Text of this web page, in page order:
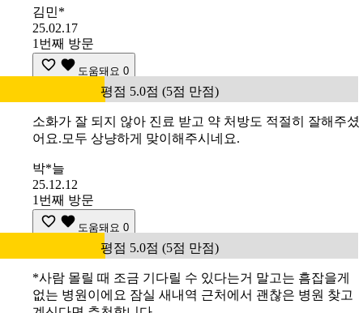
김민*
25.02.17
1번째 방문
도움돼요 0
평점 5.0점 (5점 만점)
소화가 잘 되지 않아 진료 받고 약 처방도 적절히 잘해주셨
어요.모두 상냥하게 맞이해주시네요.
박*늘
25.12.12
1번째 방문
도움돼요 0
평점 5.0점 (5점 만점)
*사람 몰릴 때 조금 기다릴 수 있다는거 말고는 흠잡을게
없는 병원이에요 잠실 새내역 근처에서 괜찮은 병원 찾고